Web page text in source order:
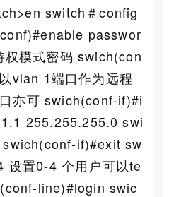
switch＃config
passwor
模式密码 swich(con
vlan 1端口作为远程
亦可 swich(conf-if)#i
255.255.255.0 swi
if)#exit sw
置0-4 个用户可以te
line)#login swic